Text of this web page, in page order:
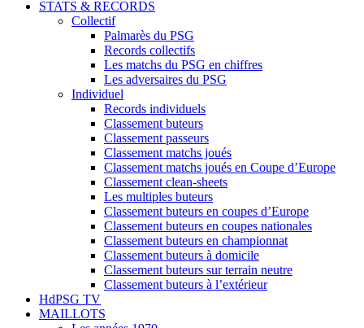
STATS & RECORDS
Collectif
Palmarès du PSG
Records collectifs
Les matchs du PSG en chiffres
Les adversaires du PSG
Individuel
Records individuels
Classement buteurs
Classement passeurs
Classement matchs joués
Classement matchs joués en Coupe d’Europe
Classement clean-sheets
Les multiples buteurs
Classement buteurs en coupes d’Europe
Classement buteurs en coupes nationales
Classement buteurs en championnat
Classement buteurs à domicile
Classement buteurs sur terrain neutre
Classement buteurs à l’extérieur
HdPSG TV
MAILLOTS